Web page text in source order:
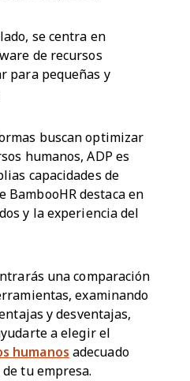
se centra en
de recursos
para pequeñas y
buscan optimizar
humanos, ADP es
capacidades de
BambooHR destaca en
y la experiencia del
una comparación
examinando
y desventajas,
a elegir el
humanos adecuado
tu empresa.